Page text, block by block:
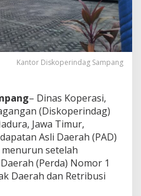
Kantor Diskoperindag Sampang
– Dinas Koperasi,
(Diskoperindag)
Jawa Timur,
Asli Daerah (PAD)
setelah
(Perda) Nomor 1
Daerah dan Retribusi